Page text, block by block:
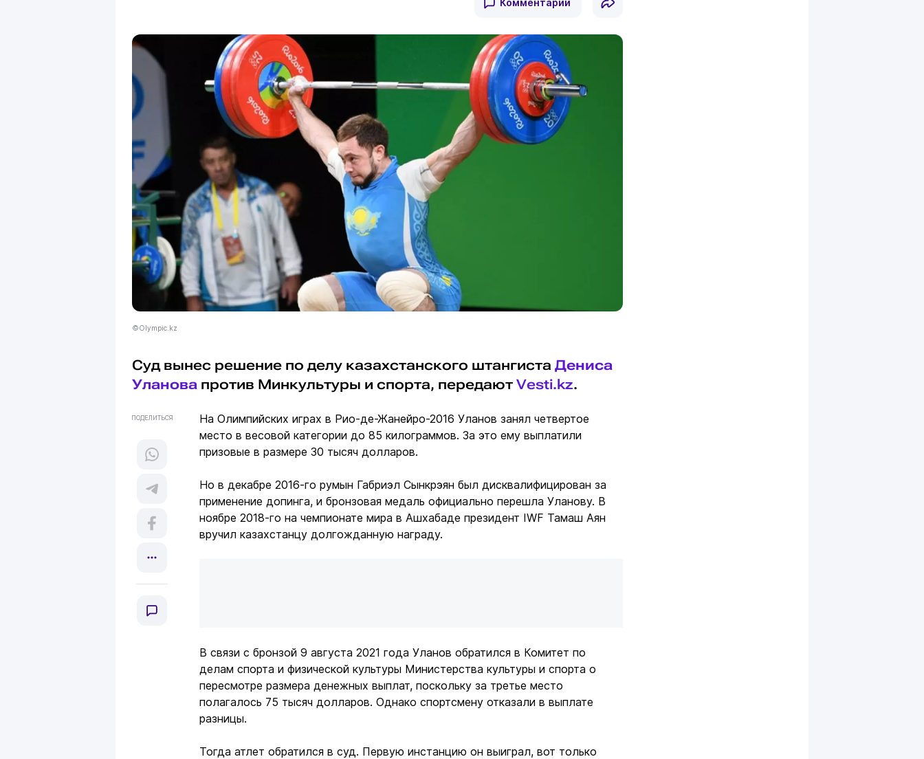
Комментарии
©Olympic.kz
Суд вынес решение по делу казахстанского штангиста Дениса
Уланова против Минкультуры и спорта, передают Vesti.kz.
ПОДЕЛИТЬСЯ
На Олимпийских играх в Рио-де-Жанейро-2016 Уланов занял четвертое
место в весовой категории до 85 килограммов. За это ему выплатили
призовые в размере 30 тысяч долларов.
Но в декабре 2016-го румын Габриэл Сынкрэян был дисквалифицирован за
применение допинга, и бронзовая медаль официально перешла Уланову. В
ноябре 2018-го на чемпионате мира в Ашхабаде президент IWF Тамаш Аян
вручил казахстанцу долгожданную награду.
В связи с бронзой 9 августа 2021 года Уланов обратился в Комитет по
делам спорта и физической культуры Министерства культуры и спорта о
пересмотре размера денежных выплат, поскольку за третье место
полагалось 75 тысяч долларов. Однако спортсмену отказали в выплате
разницы.
Тогда атлет обратился в суд. Первую инстанцию он выиграл, вот только